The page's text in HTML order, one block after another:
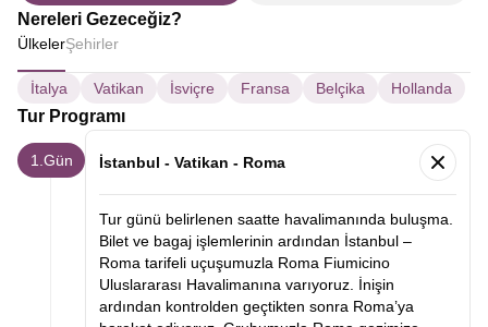
Nereleri Gezeceğiz?
ÜlkelerŞehirler
İtalya Vatikan İsviçre Fransa Belçika Hollanda
Tur Programı
1.Gün İstanbul - Vatikan - Roma
Tur günü belirlenen saatte havalimanında buluşma.
Bilet ve bagaj işlemlerinin ardından İstanbul –
Roma tarifeli uçuşumuzla Roma Fiumicino
Uluslararası Havalimanına varıyoruz. İnişin
ardından kontrolden geçtikten sonra Roma’ya